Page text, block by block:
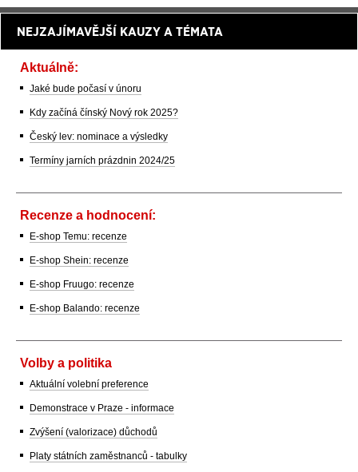
NEJZAJÍMAVĚJŠÍ KAUZY A TÉMATA
Aktuálně:
Jaké bude počasí v únoru
Kdy začíná čínský Nový rok 2025?
Český lev: nominace a výsledky
Termíny jarních prázdnin 2024/25
Recenze a hodnocení:
E-shop Temu: recenze
E-shop Shein: recenze
E-shop Fruugo: recenze
E-shop Balando: recenze
Volby a politika
Aktuální volební preference
Demonstrace v Praze - informace
Zvýšení (valorizace) důchodů
Platy státních zaměstnanců - tabulky